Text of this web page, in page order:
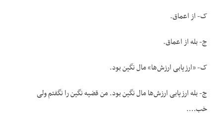
ک- از اعماق.
ج- بله از اعماق.
ک- «ارزیابی ارزش‌ها» مال نگین بود.
ج- بله ارزیابی ارزش‌ها مال نگین بود. من قضیه نگین را نگفتم ولی
خب….